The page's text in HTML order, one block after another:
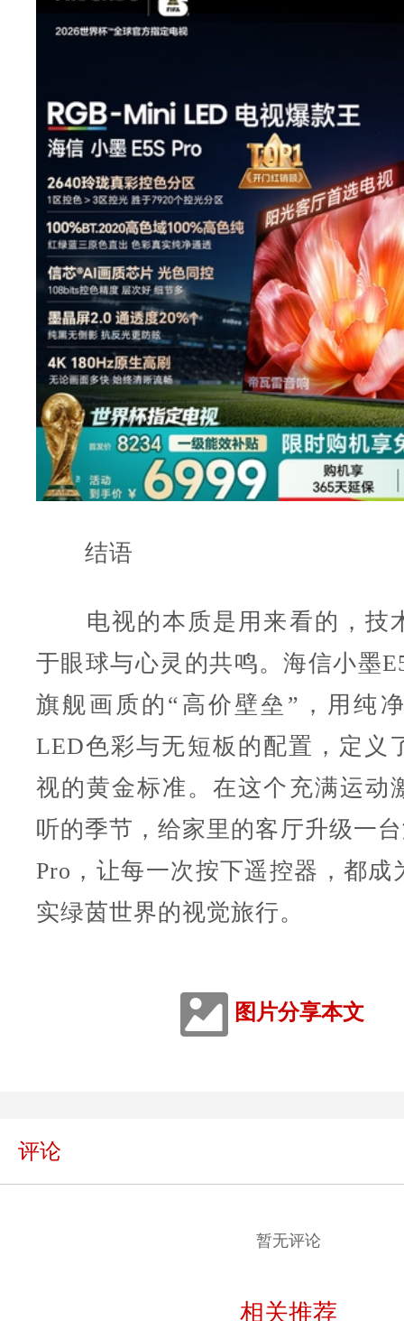
结语
电视的本质是用来看的，技
于眼球与心灵的共鸣。海信小墨
旗舰画质的“高价壁垒”，用纯
LED色彩与无短板的配置，定义
视的黄金标准。在这个充满运动
听的季节，给家里的客厅升级一
Pro，让每一次按下遥控器，都成
实绿茵世界的视觉旅行。
图片分享本文
评论
暂无评论
相关推荐